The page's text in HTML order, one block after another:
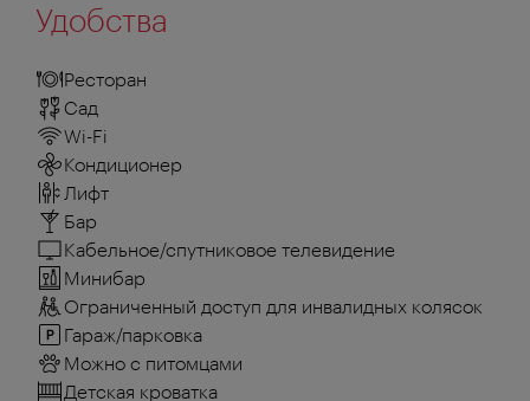
Удобства
Ресторан
Сад
Wi-Fi
Кондиционер
Лифт
Бар
Кабельное/спутниковое телевидение
Минибар
Ограниченный доступ для инвалидных колясок
Гараж/парковка
Можно с питомцами
Детская кроватка